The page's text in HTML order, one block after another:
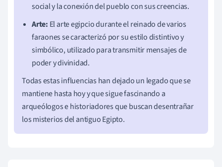
social y la conexión del pueblo con sus creencias.
Arte: El arte egipcio durante el reinado de varios
faraones se caracterizó por su estilo distintivo y
simbólico, utilizado para transmitir mensajes de
poder y divinidad.
Todas estas influencias han dejado un legado que se
mantiene hasta hoy y que sigue fascinando a
arqueólogos e historiadores que buscan desentrañar
los misterios del antiguo Egipto.